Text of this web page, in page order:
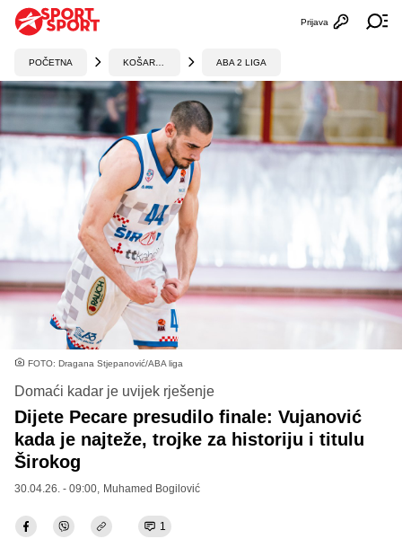
Otvori
Prijava
POČETNA ABA 2 LIGA
FOTO: Dragana Stjepanović/ABA liga
Domaći kadar je uvijek rješenje
Dijete Pecare presudilo finale: Vujanović
kada je najteže, trojke za historiju i titulu
Širokog
30.04.26. - 09:00, Muhamed Bogilović
1